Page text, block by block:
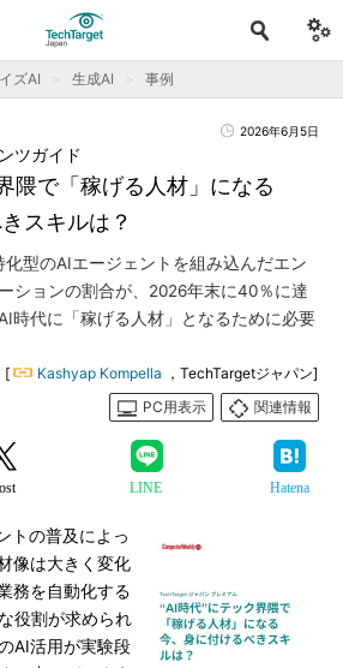
ズAI 生成AI 事例
2026年6月5日
隈で「稼げる人材」になる
スキルは？
ツガイド
型のAIエージェントを組み込んだエン
ションの割合が、2026年末に40％に達
時代に「稼げる人材」となるために必要
[ Kashyap Kompella ，TechTargetジャパン]
PC用表示
関連情報
LINE Hatena
トの普及によっ
像は大きく変化
務を自動化する
役割が求められ
AI活用が実験段